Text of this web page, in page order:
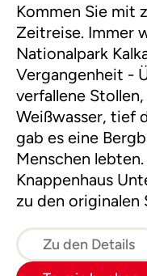
Kommen Sie mit
Zeitreise. Immer
Nationalpark
Vergangenheit -
verfallene
Weißwasser, tief
gab es eine
Menschen
Knappenhaus
zu den originalen
dann weiter zu
Hier wird
Zu den Details